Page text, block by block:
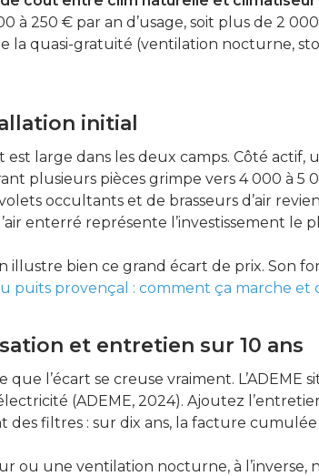
à 250 € par an d’usage, soit plus de 2
la quasi-gratuité (ventilation nocturne,
initial
est large dans les deux camps. Côté
plusieurs pièces grimpe vers 4 000 à 5
occultants et de brasseurs d’air
enterré représente l’investissement le
illustre bien ce grand écart de prix. Son
puits provençal : comment ça marche et
et entretien sur 10 ans
que l’écart se creuse vraiment.
(ADEME, 2024). Ajoutez
des filtres : sur dix ans, la facture
ou une ventilation nocturne, à